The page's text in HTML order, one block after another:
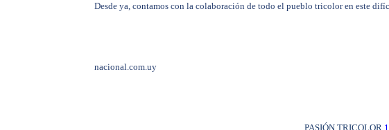
Desde ya, contamos con la colaboración de todo el pueblo tricolor en este
nacional.com.uy
PASIÓN TRICOLOR